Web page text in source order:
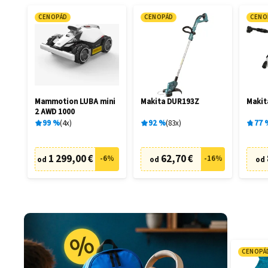
CENOPÁD
Mammotion LUBA mini
2 AWD 1000
99 % 4x
od 1 299,00 € -6%
CENOPÁD
Makita DUR193Z
92% 83x
od 62,70 € -16%
77
od